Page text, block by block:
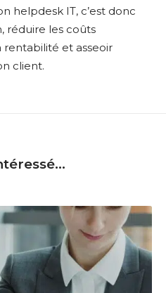
helpdesk IT, c’est donc
réduire les coûts
rentabilité et asseoir
client.